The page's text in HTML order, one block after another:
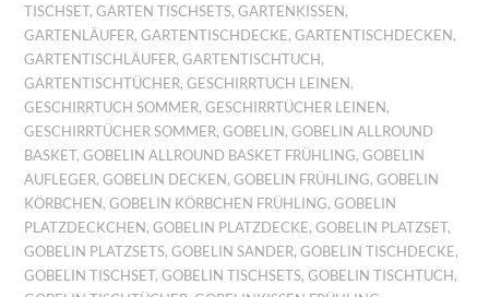
TISCHSET,GARTEN TISCHSETS,GARTENKISSEN ,
GARTENLÄUFER,GARTENTISCHDECKE,GARTENTISCHDECKEN ,
GARTENTISCHLÄUFER,GARTENTISCHTUCH ,
GARTENTISCHTÜCHER,GESCHIRRTUCH LEINEN ,
GESCHIRRTUCH SOMMER,GESCHIRRTÜCHER LEINEN ,
GESCHIRRTÜCHER SOMMER,GOBELIN ,GOBELIN ALLROUND
BASKET,GOBELIN ALLROUND BASKET FRÜHLING,GOBELIN
AUFLEGER,GOBELIN DECKEN ,GOBELIN FRÜHLING,GOBELIN
KÖRBCHEN ,GOBELIN KÖRBCHEN FRÜHLING,GOBELIN
PLATZDECKCHEN ,GOBELIN PLATZDECKE,GOBELIN PLATZSET,
GOBELIN PLATZSETS,GOBELIN SANDER,GOBELIN TISCHDECKE,
GOBELIN TISCHSET,GOBELIN TISCHSETS,GOBELIN TISCHTUCH ,